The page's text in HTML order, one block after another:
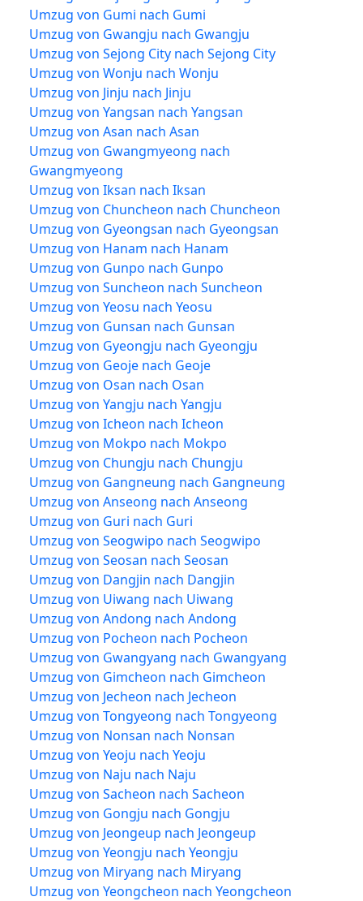
Umzug von Gumi nach Gumi
Umzug von Gwangju nach Gwangju
Umzug von Sejong City nach Sejong City
Umzug von Wonju nach Wonju
Umzug von Jinju nach Jinju
Umzug von Yangsan nach Yangsan
Umzug von Asan nach Asan
Umzug von Gwangmyeong nach
Gwangmyeong
Umzug von Iksan nach Iksan
Umzug von Chuncheon nach Chuncheon
Umzug von Gyeongsan nach Gyeongsan
Umzug von Hanam nach Hanam
Umzug von Gunpo nach Gunpo
Umzug von Suncheon nach Suncheon
Umzug von Yeosu nach Yeosu
Umzug von Gunsan nach Gunsan
Umzug von Gyeongju nach Gyeongju
Umzug von Geoje nach Geoje
Umzug von Osan nach Osan
Umzug von Yangju nach Yangju
Umzug von Icheon nach Icheon
Umzug von Mokpo nach Mokpo
Umzug von Chungju nach Chungju
Umzug von Gangneung nach Gangneung
Umzug von Anseong nach Anseong
Umzug von Guri nach Guri
Umzug von Seogwipo nach Seogwipo
Umzug von Seosan nach Seosan
Umzug von Dangjin nach Dangjin
Umzug von Uiwang nach Uiwang
Umzug von Andong nach Andong
Umzug von Pocheon nach Pocheon
Umzug von Gwangyang nach Gwangyang
Umzug von Gimcheon nach Gimcheon
Umzug von Jecheon nach Jecheon
Umzug von Tongyeong nach Tongyeong
Umzug von Nonsan nach Nonsan
Umzug von Yeoju nach Yeoju
Umzug von Naju nach Naju
Umzug von Sacheon nach Sacheon
Umzug von Gongju nach Gongju
Umzug von Jeongeup nach Jeongeup
Umzug von Yeongju nach Yeongju
Umzug von Miryang nach Miryang
Umzug von Yeongcheon nach Yeongcheon